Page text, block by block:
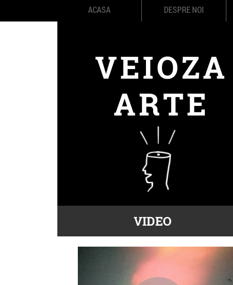
ACASA DESPRE NOI
VIDEO